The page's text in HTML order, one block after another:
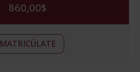
860,00$
MATRICÚLATE